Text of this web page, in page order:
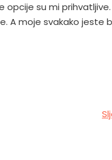
opcije su mi
A moje svakako jeste